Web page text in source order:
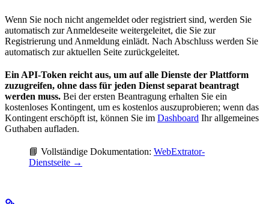
Wenn Sie noch nicht angemeldet oder registriert sind, werden Sie
automatisch zur Anmeldeseite weitergeleitet, die Sie zur
Registrierung und Anmeldung einlädt. Nach Abschluss werden Sie
automatisch zur aktuellen Seite zurückgeleitet.
Ein API-Token reicht aus, um auf alle Dienste der Plattform
zuzugreifen, ohne dass für jeden Dienst separat beantragt
werden muss. Bei der ersten Beantragung erhalten Sie ein
kostenloses Kontingent, um es kostenlos auszuprobieren; wenn das
Kontingent erschöpft ist, können Sie im Dashboard Ihr allgemeines
Guthaben aufladen.
📘 Vollständige Dokumentation: WebExtrator-
Dienstseite →